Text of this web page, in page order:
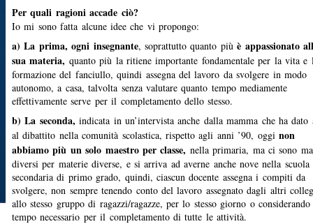
Per quali ragioni accade ciò?
Io mi sono fatta alcune idee che vi propongo:
a) La prima, ogni insegnante, soprattutto quanto piùè appassionato
sua materia, quanto più la ritiene importante fondamentale per la vita e
formazione del fanciullo, quindi assegna del lavoro da svolgere in modo
autonomo, a casa, talvolta senza valutare quanto tempo mediamente
effettivamente serve per il completamento dello stesso.
b) La seconda, indicata in un’intervista anche dalla mamma che ha dato
al dibattito nella comunità scolastica, rispetto agli anni ’90, oggi non
abbiamo più un solo maestro per classe, nella primaria, ma ci sono
diversi per materie diverse, e si arriva ad averne anche nove nella scuola
secondaria di primo grado, quindi, ciascun docente assegna i compiti da
svolgere, non sempre tenendo conto del lavoro assegnato dagli altri
allo stesso gruppo di ragazzi/ragazze, per lo stesso giorno o
tempo necessario per il completamento di tutte le attività.